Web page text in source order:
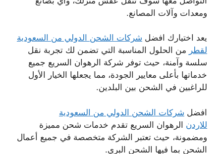
ومعدات وآلات المصانع.
يعد اختيارك افضل شركات الشحن الدولي من السعودية
لقطر من الحلول المناسبة التي تضمن لك تجربة نقل
سلسة وآمنة، حيث توفر شركة الرهوان السريع جميع
خدماتها بأعلى معايير الجودة، مما يجعلها الخيار الأول
للراغبين في الشحن بين البلدين.
افضل شركات الشحن الدولي من السعودية
للاردن الرهوان السريع تقدم خدمات شحن مميزة
ومضمونة، حيث تعتبر الشركة متخصصة في جميع أعمال
الشحن بما فيها الشحن البري.